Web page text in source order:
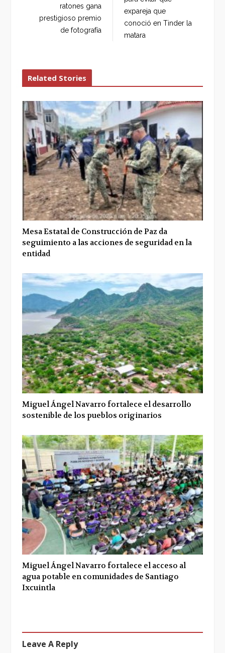
o
k
r +
ratones gana
prestigioso premio
de fotografía
expareja que
conoció en Tinder la
matara
Related Stories
Mesa Estatal de Construcción de Paz da
seguimiento a las acciones de seguridad en la
entidad
Miguel Ángel Navarro fortalece el desarrollo
sostenible de los pueblos originarios
Miguel Ángel Navarro fortalece el acceso al
agua potable en comunidades de Santiago
Ixcuintla
Leave A Reply